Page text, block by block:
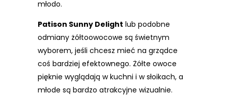
młodo.
Patison Sunny Delight lub podobne
odmiany żółtoowocowe są świetnym
wyborem, jeśli chcesz mieć na grządce
coś bardziej efektownego. Żółte owoce
pięknie wyglądają w kuchni i w słoikach, a
młode są bardzo atrakcyjne wizualnie.